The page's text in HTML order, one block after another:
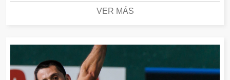
VER MÁS